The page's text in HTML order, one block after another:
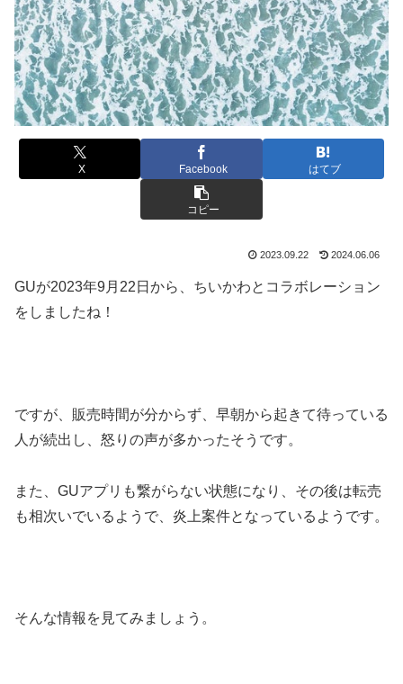
X Facebook はてブ
コピー
2023.09.22 2024.06.06
GUが2023年9月22日から、ちいかわとコラボレーション
をしましたね！
ですが、販売時間が分からず、早朝から起きて待っている
人が続出し、怒りの声が多かったそうです。
また、GUアプリも繋がらない状態になり、その後は転売
も相次いでいるようで、炎上案件となっているようです。
そんな情報を見てみましょう。